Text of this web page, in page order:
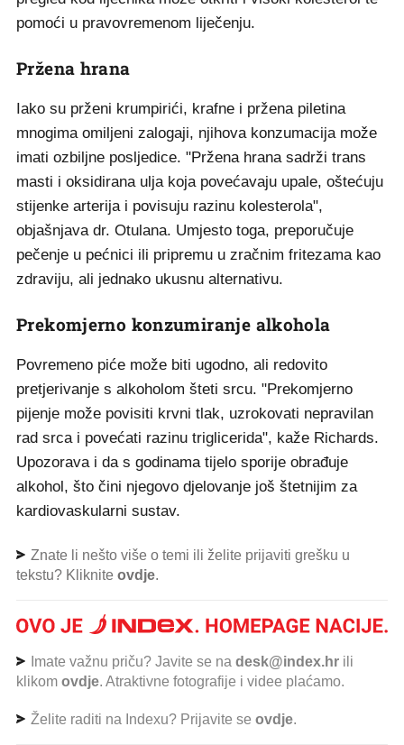
pomoći u pravovremenom liječenju.
Pržena hrana
Iako su prženi krumpirići, krafne i pržena piletina
mnogima omiljeni zalogaji, njihova konzumacija može
imati ozbiljne posljedice. "Pržena hrana sadrži trans
masti i oksidirana ulja koja povećavaju upale, oštećuju
stijenke arterija i povisuju razinu kolesterola",
objašnjava dr. Otulana. Umjesto toga, preporučuje
pečenje u pećnici ili pripremu u zračnim fritezama kao
zdraviju, ali jednako ukusnu alternativu.
Prekomjerno konzumiranje alkohola
Povremeno piće može biti ugodno, ali redovito
pretjerivanje s alkoholom šteti srcu. "Prekomjerno
pijenje može povisiti krvni tlak, uzrokovati nepravilan
rad srca i povećati razinu triglicerida", kaže Richards.
Upozorava i da s godinama tijelo sporije obrađuje
alkohol, što čini njegovo djelovanje još štetnijim za
kardiovaskularni sustav.
Znate li nešto više o temi ili želite prijaviti grešku u
tekstu? Kliknite ovdje.
Imate važnu priču? Javite se na desk@index.hr ili
klikom ovdje. Atraktivne fotografije i videe plaćamo.
Želite raditi na Indexu? Prijavite se ovdje.